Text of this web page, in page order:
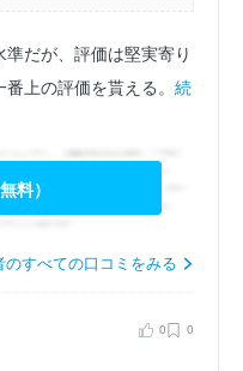
だが、評価は堅実寄り
上の評価を貰える。 続
料）
のすべての口コミをみる
0 0